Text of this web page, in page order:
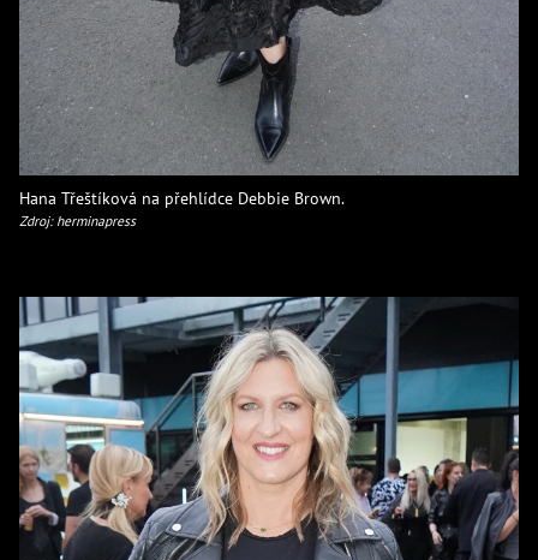
Hana Třeštíková na přehlídce Debbie Brown.
Zdroj: herminapress